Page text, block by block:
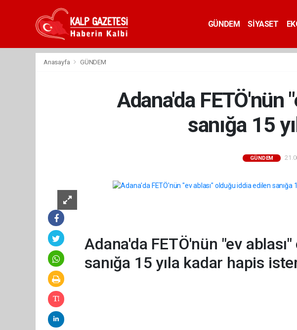
GÜNDEM SİYASET
Anasayfa GÜNDEM
Adana'da FETÖ'nün
sanığa 15
GÜNDEM
Adana'da FETÖ'nün "ev
sanığa 15 yıla kadar hapis